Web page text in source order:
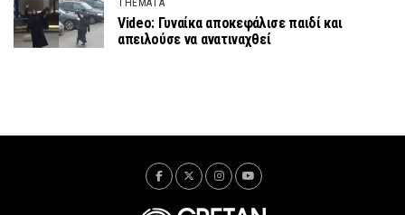
THEMATA
Video: Γυναίκα αποκεφάλισε παιδί και
απειλούσε να ανατιναχθεί